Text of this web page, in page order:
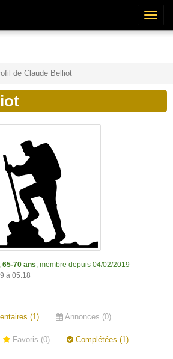
de Claude Belliot
65-70 ans , membre depuis 04/02/2019
à 05:18
(1) Annonces (0)
Favoris (0) Complétées (1)